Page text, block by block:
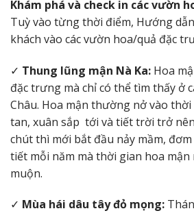
Khám phá và check in các vườn
Tuỳ vào từng thời điểm, Hướng
khách vào các vườn hoa/quả đặc
✓ Thung lũng mận Nà Ka: Hoa
đặc trưng mà chỉ có thể tìm thấy ở
Châu. Hoa mận thường nở vào
tan, xuân sắp tới và tiết trời trở
chút thì mới bắt đầu nảy mầm,
tiết mỗi năm mà thời gian hoa mận
muộn.
✓ Mùa hái dâu tây đỏ mọng: